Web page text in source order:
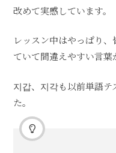
改めて実感しています。
レッスン中はやっぱり
ていて間違えやすい言葉
지갑、지각も以前単語
た。